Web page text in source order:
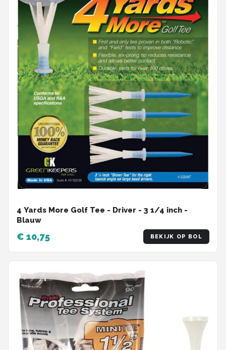
4 Yards More Golf Tee - Driver - 3 1/4 inch -
Blauw
€ 10,75 BEKIJK OP BOL